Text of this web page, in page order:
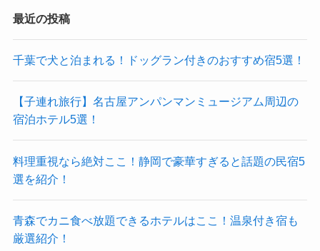
最近の投稿
千葉で犬と泊まれる！ドッグラン付きのおすすめ宿5選！
【子連れ旅行】名古屋アンパンマンミュージアム周辺の
宿泊ホテル5選！
料理重視なら絶対ここ！静岡で豪華すぎると話題の民宿5
選を紹介！
青森でカニ食べ放題できるホテルはここ！温泉付き宿も
厳選紹介！